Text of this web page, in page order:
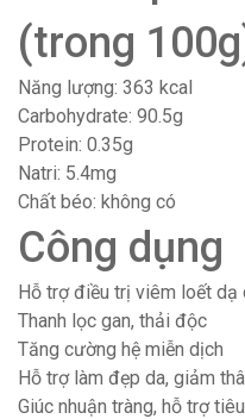
(trong
Năng lượng: 363 kcal
Carbohydrate: 90.5g
Protein: 0.35g
Natri: 5.4mg
Chất béo: không có
Công dụng
Hỗ trợ điều trị viêm loết dạ
Thanh lọc gan, thải độc
Tăng cường hệ miễn dịch
Hỗ trợ làm đẹp da, giảm
Giúc nhuận tràng, hỗ trợ